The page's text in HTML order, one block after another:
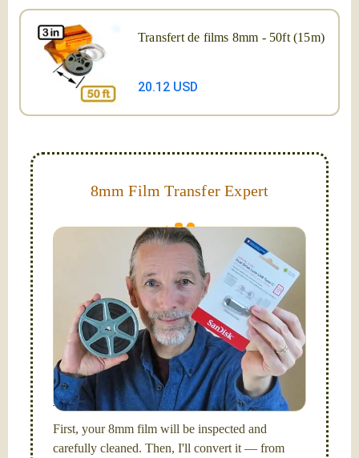
Transfert de films 8mm - 50ft (15m)
20.12 USD
8mm Film Transfer Expert
Simplify - get your films in a "grab and go" format!
We transfer 8mm or Super 8 films onto a handy USB
stick (or hard drive.)
Hello, I'm Nathaniel. My wife Laura and I are
FilmFix — a two person team.
I am the technical expert with adegree in motion
picture and photography, from Brooks Institute,
Santa Barbara, CA.
First, your 8mm film will be inspected and
carefully cleaned. Then, I'll convert it — from